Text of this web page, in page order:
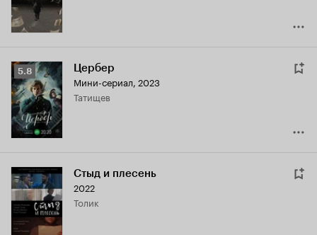
Рейтинг
Кинопоиска
5.8
5.8 Цербер
Мини-сериал, 2023
Татищев
Стыд и плесень
2022
Толик